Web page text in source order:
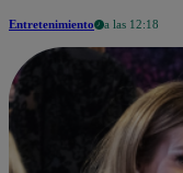
Entretenimiento a las 12:18